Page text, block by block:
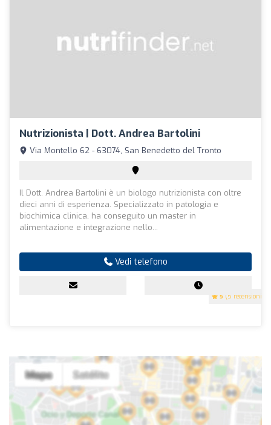
Nutrizionista | Dott. Andrea Bartolini
5 (5 recensioni)
Via Montello 62 - 63074, San Benedetto del Tronto
Il Dott. Andrea Bartolini è un biologo nutrizionista con oltre
dieci anni di esperienza. Specializzato in patologia e
biochimica clinica, ha conseguito un master in
alimentazione e integrazione nello...
Vedi telefono